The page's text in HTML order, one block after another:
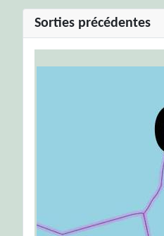
Sorties précédentes